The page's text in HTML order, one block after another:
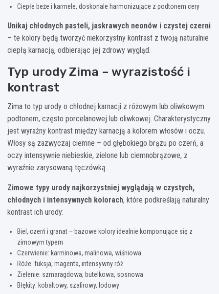
Ciepłe beże i karmele, doskonale harmonizujące z podtonem cery
Unikaj chłodnych pasteli, jaskrawych neonów i czystej czerni
– te kolory będą tworzyć niekorzystny kontrast z twoją naturalnie
ciepłą karnacją, odbierając jej zdrowy wygląd.
Typ urody Zima – wyrazistość i
kontrast
Zima to typ urody o chłodnej karnacji z różowym lub oliwkowym
podtonem, często porcelanowej lub oliwkowej. Charakterystyczny
jest wyraźny kontrast między karnacją a kolorem włosów i oczu.
Włosy są zazwyczaj ciemne – od głębokiego brązu po czerń, a
oczy intensywnie niebieskie, zielone lub ciemnobrązowe, z
wyraźnie zarysowaną tęczówką.
Zimowe typy urody najkorzystniej wyglądają w czystych,
chłodnych i intensywnych kolorach, które podkreślają naturalny
kontrast ich urody:
Biel, czerń i granat – bazowe kolory idealnie komponujące się z
zimowym typem
Czerwienie: karminowa, malinowa, wiśniowa
Róże: fuksja, magenta, intensywny róż
Zielenie: szmaragdowa, butelkowa, sosnowa
Błękity: kobaltowy, szafirowy, lodowy